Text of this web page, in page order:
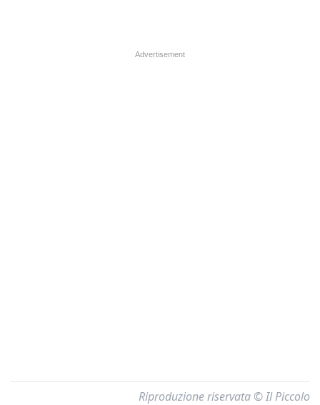
Riproduzione riservata © Il Piccolo